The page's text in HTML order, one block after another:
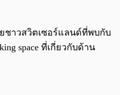
ชาวสวิตเซอร์แลนด์ที่พบกับ
space ที่เกี่ยวกับด้าน